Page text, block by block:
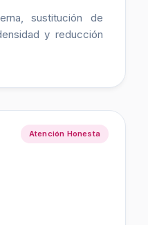
sustitución de
y reducción
Atención Honesta